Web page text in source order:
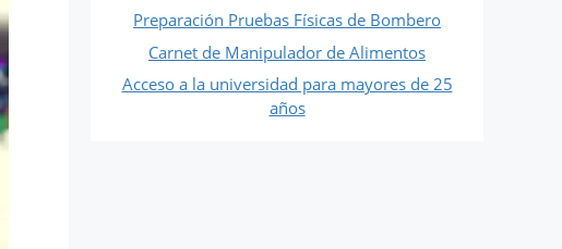
Preparación Pruebas Físicas de Bombero
Carnet de Manipulador de Alimentos
Acceso a la universidad para mayores de 25
años